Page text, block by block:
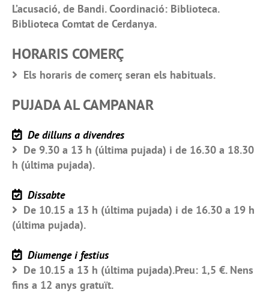
L’acusació, de Bandi. Coordinació: Biblioteca.
Biblioteca Comtat de Cerdanya.
HORARIS COMERÇ
Els horaris de comerç seran els habituals.
PUJADA AL CAMPANAR
De dilluns a divendres
De 9.30 a 13 h (última pujada) i de 16.30 a 18.30
h (última pujada).
Dissabte
De 10.15 a 13 h (última pujada) i de 16.30 a 19 h
(última pujada).
Diumenge i festius
De 10.15 a 13 h (última pujada).Preu: 1,5 €. Nens
fins a 12 anys gratuït.